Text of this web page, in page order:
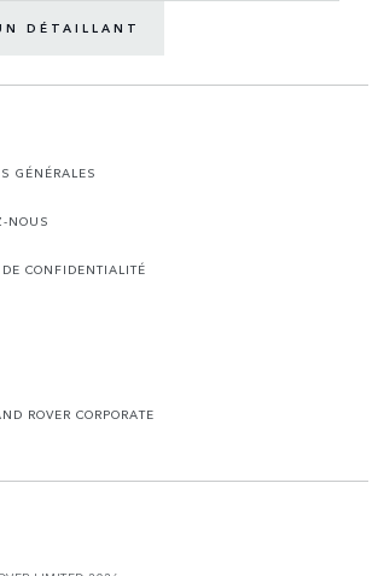
DÉTAILLANT
GÉNÉRALES
NOUS
CONFIDENTIALITÉ
ROVER CORPORATE